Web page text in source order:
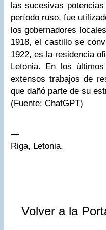
las sucesivas
período ruso, fue
los gobernadores
1918, el castillo se
1922, es la residencia
Letonia. En los
extensos trabajos de
que dañó parte de su
(Fuente: ChatGPT)
—
Riga, Letonia.
Volver a la